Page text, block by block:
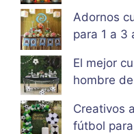
Adornos
para 1 a 3
El mejor
hombre
Creativos
fútbol